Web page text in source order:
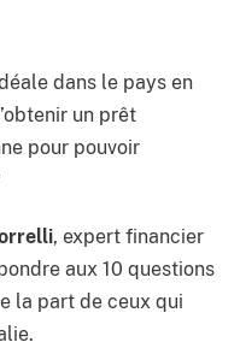
dans le pays en
un prêt
pour pouvoir
, expert financier
aux 10 questions
la part de ceux qui